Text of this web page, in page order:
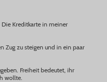
Kreditkarte in meiner
Zug zu steigen und in ein paar
Freiheit bedeutet, ihr
wollte.